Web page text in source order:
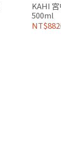
KAHI
500ml
NT$882